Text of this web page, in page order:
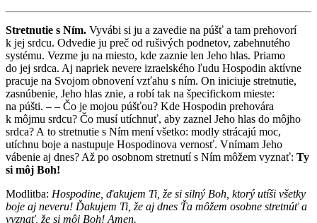
Stretnutie s Ním. Vyvábi si ju a zavedie na púšť a tam prehovorí
k jej srdcu. Odvedie ju preč od rušivých podnetov, zabehnutého
systému. Vezme ju na miesto, kde zaznie len Jeho hlas. Priamo
do jej srdca. Aj napriek nevere izraelského ľudu Hospodin aktívne
pracuje na Svojom obnovení vzťahu s ním. On iniciuje stretnutie,
zasnúbenie, Jeho hlas znie, a robí tak na špecifickom mieste:
na púšti. – – Čo je mojou púšťou? Kde Hospodin prehovára
k môjmu srdcu? Čo musí utíchnuť, aby zaznel Jeho hlas do môjho
srdca? A to stretnutie s Ním mení všetko: modly strácajú moc,
utíchnu boje a nastupuje Hospodinova vernosť. Vnímam Jeho
vábenie aj dnes? Až po osobnom stretnutí s Ním môžem vyznať: Ty
si môj Boh!
Modlitba: Hospodine, ďakujem Ti, že si silný Boh, ktorý utíši všetky
boje aj neveru! Ďakujem Ti, že aj dnes Ťa môžem osobne stretnúť a
vyznať, že si môj Boh! Amen.